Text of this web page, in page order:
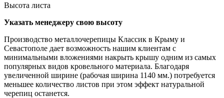
Высота листа
Указать менеджеру свою высоту
Производство металлочерепицы Классик в Крыму и
Севастополе дает возможность нашим клиентам с
минимальными вложениями накрыть крышу одним из самых
популярных видов кровельного материала. Благодаря
увеличенной ширине (рабочая ширина 1140 мм.) потребуется
меньшее количество листов при этом эффект натуральной
черепиц останется.